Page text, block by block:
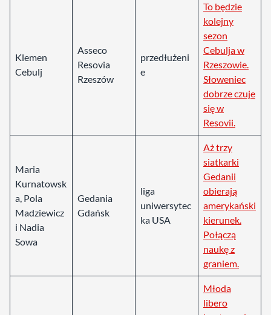
Klemen
Cebulj
Asseco
Resovia
Rzeszów
przedłużeni
e
To będzie
kolejny
sezon
Cebulja w
Rzeszowie.
Słoweniec
dobrze czuje
się w
Resovii.
Maria
Kurnatowsk
a, Pola
Madziewicz
i Nadia
Sowa
Gedania
Gdańsk
liga
uniwersytec
ka USA
Aż trzy
siatkarki
Gedanii
obierają
amerykański
kierunek.
Połączą
naukę z
graniem.
Młoda
libero